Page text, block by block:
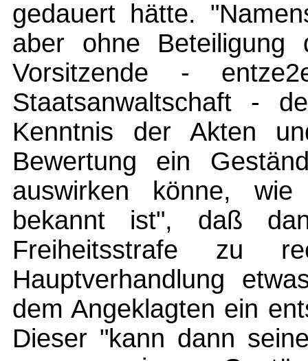
gedauert hätte.
aber ohne Beteiligung
Vorsitzende -
Staatsanwaltschaft -
Kenntnis der Akten
Bewertung ein
auswirken könne,
bekannt ist", daß
Freiheitsstrafe zu
Hauptverhandlung
dem Angeklagten ein
Dieser "kann dann